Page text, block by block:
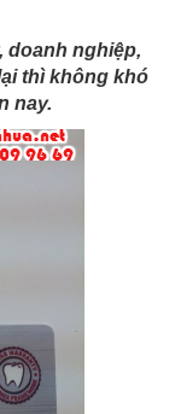
doanh nghiệp,
thì không khó
nay.